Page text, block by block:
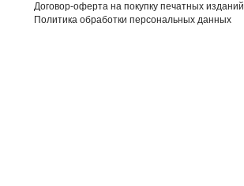
Договор-оферта на покупку печатных изданий
Политика обработки персональных данных